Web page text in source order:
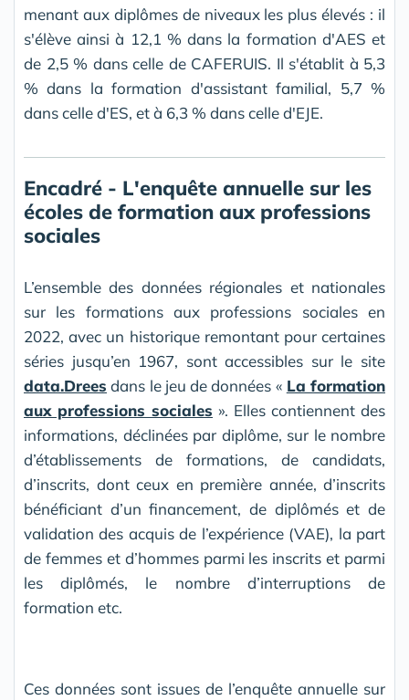
menant aux diplômes de niveaux les plus élevés : il
s'élève ainsi à 12,1 % dans la formation d'AES et
de 2,5 % dans celle de CAFERUIS. Il s'établit à 5,3
% dans la formation d'assistant familial, 5,7 %
dans celle d'ES, et à 6,3 % dans celle d'EJE.
Encadré - L'enquête annuelle sur les
écoles de formation aux professions
sociales
L’ensemble des données régionales et nationales
sur les formations aux professions sociales en
2022, avec un historique remontant pour certaines
séries jusqu’en 1967, sont accessibles sur le site
data.Drees dans le jeu de données « La formation
aux professions sociales ». Elles contiennent des
informations, déclinées par diplôme, sur le nombre
d’établissements de formations, de candidats,
d’inscrits, dont ceux en première année, d’inscrits
bénéficiant d’un financement, de diplômés et de
validation des acquis de l’expérience (VAE), la part
de femmes et d’hommes parmi les inscrits et parmi
les diplômés, le nombre d’interruptions de
formation etc.
Ces données sont issues de l’enquête annuelle sur